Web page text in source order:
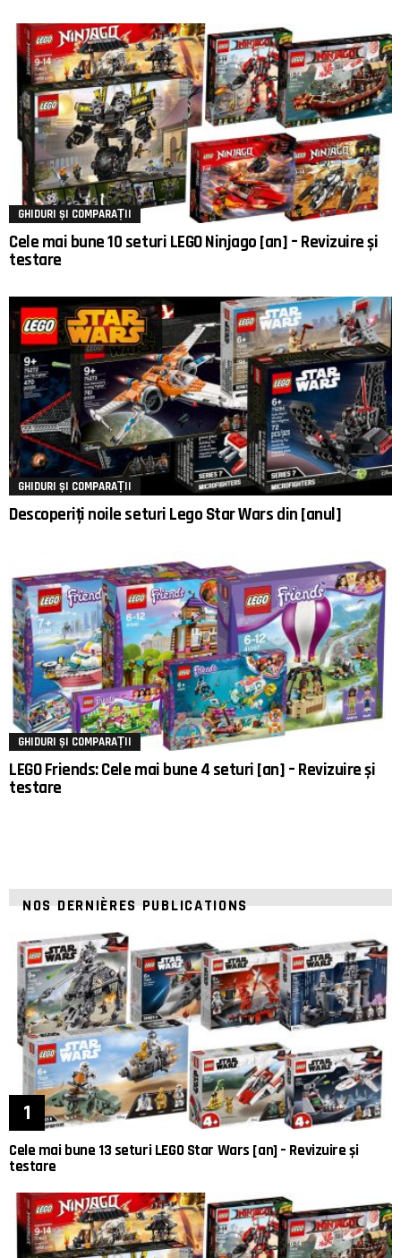
GHIDURI ȘI COMPARAȚII
Cele mai bune 10 seturi LEGO Ninjago [an] – Revizuire și
testare
GHIDURI ȘI COMPARAȚII
Descoperiți noile seturi Lego Star Wars din [anul]
GHIDURI ȘI COMPARAȚII
LEGO Friends: Cele mai bune 4 seturi [an] – Revizuire și
testare
NOS DERNIÈRES PUBLICATIONS
Cele mai bune 13 seturi LEGO Star Wars [an] – Revizuire și
testare